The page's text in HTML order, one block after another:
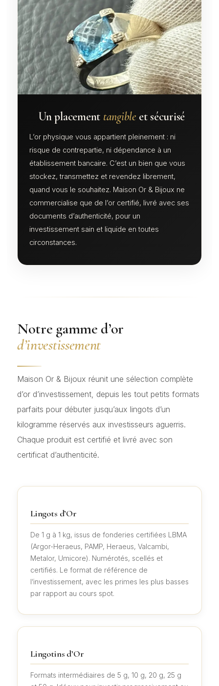
Un placement tangibleet sécurisé
L’or physique vous appartient pleinement : ni
risque de contrepartie, ni dépendance à un
établissement bancaire. C’est un bien que vous
stockez, transmettez et revendez librement,
quand vous le souhaitez. Maison Or & Bijoux ne
commercialise que de l’or certifié, livré avec ses
documents d’authenticité, pour un
investissement sain et liquide en toutes
circonstances.
Notre gamme d’or
d’investissement
Maison Or & Bijoux réunit une sélection complète
d’or d’investissement, depuis les tout petits formats
parfaits pour débuter jusqu’aux lingots d’un
kilogramme réservés aux investisseurs aguerris.
Chaque produit est certifié et livré avec son
certificat d’authenticité.
Lingots d’Or
De 1 g à 1 kg, issus de fonderies certifiées LBMA
(Argor-Heraeus, PAMP, Heraeus, Valcambi,
Metalor, Umicore). Numérotés, scellés et
certifiés. Le format de référence de
l’investissement, avec les primes les plus basses
par rapport au cours spot.
Lingotins d’Or
Formats intermédiaires de 5 g, 10 g, 20 g, 25 g